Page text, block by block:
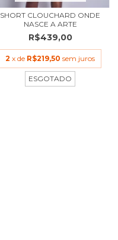
SHORT CLOUCHARD ONDE
NASCE A ARTE
R$439,00
2 x de R$219,50 sem juros
ESGOTADO